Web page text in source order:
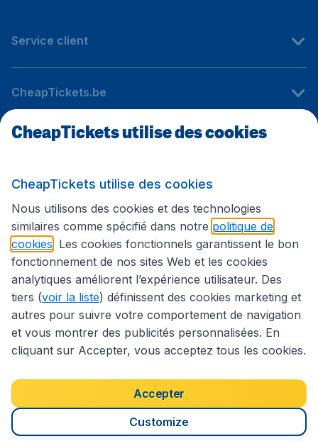
Service client
CheapTickets.be
Sites internationaux
Suivez CheapTickets.be
Déclaration d’accessibilité
Conditions générales
Déclaration de confidentialité
Droits d’auteur © 2026
CheapTickets utilise des cookies
CheapTickets utilise des cookies
Nous utilisons des cookies et des technologies
similaires comme spécifié dans notre politique de
cookies . Les cookies fonctionnels garantissent le bon
fonctionnement de nos sites Web et les cookies
analytiques améliorent l’expérience utilisateur. Des
tiers (voir la liste) définissent des cookies marketing et
autres pour suivre votre comportement de navigation
et vous montrer des publicités personnalisées. En
cliquant sur Accepter, vous acceptez tous les cookies.
Accepter
Customize